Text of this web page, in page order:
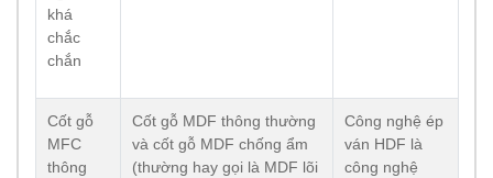
khá
chắc
chắn
Cốt gỗ
MFC
thông
Cốt gỗ MDF thông thường
và cốt gỗ MDF chống ẩm
(thường hay gọi là MDF lõi
Công nghệ ép
ván HDF là
công nghệ